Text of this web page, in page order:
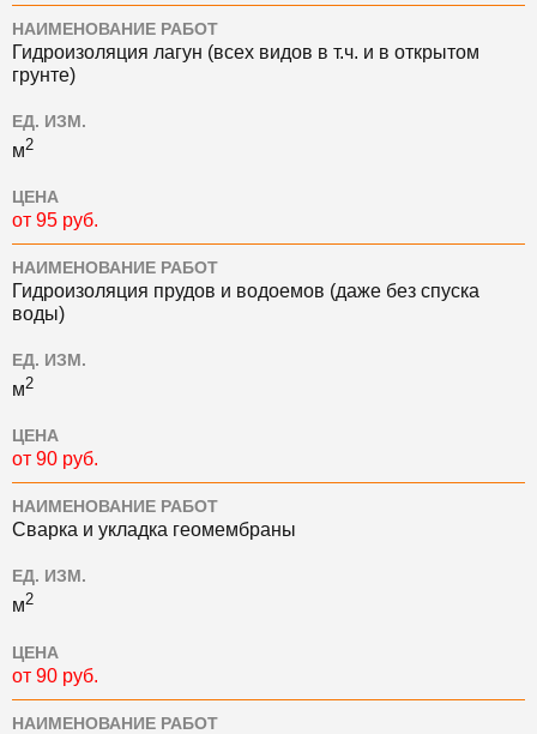
НАИМЕНОВАНИЕ РАБОТ
Гидроизоляция лагун (всех видов в т.ч. и в открытом
грунте)
ЕД. ИЗМ.
м2
ЦЕНА
от 95 руб.
НАИМЕНОВАНИЕ РАБОТ
Гидроизоляция прудов и водоемов (даже без спуска
воды)
ЕД. ИЗМ.
м2
ЦЕНА
от 90 руб.
НАИМЕНОВАНИЕ РАБОТ
Сварка и укладка геомембраны
ЕД. ИЗМ.
м2
ЦЕНА
от 90 руб.
НАИМЕНОВАНИЕ РАБОТ